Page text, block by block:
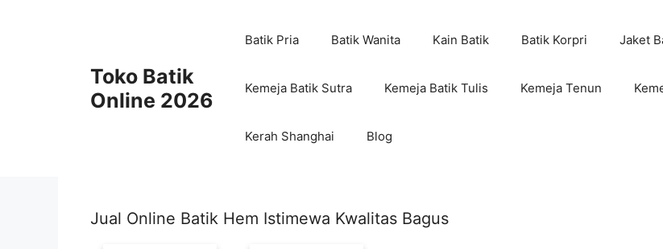
Toko Batik
Online 2026
Batik Pria Batik Wanita Kain Batik Batik Korpri Jaket
Kemeja Batik Sutra Kemeja Batik Tulis Kemeja Tenun
Kerah Shanghai Blog
Jual Online Batik Hem Istimewa Kwalitas Bagus